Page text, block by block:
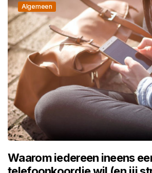
Algemeen
Waarom iedereen ineens